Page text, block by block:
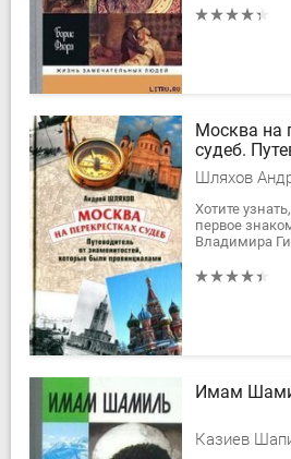
и сейчас -
Москва на
судеб.
Шляхов
Хотите
первое
Владимира
Вахтангов
Имам
Казиев